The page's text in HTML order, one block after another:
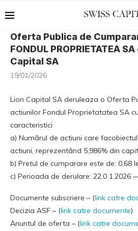
Oferta Publica de
FONDUL PROPRIETATEA
Capital SA
19/01/2026
Lion Capital SA deruleaza o Oferta
actiunilor Fondul Proprietatatea SA
caracteristici
a) Numãrul de actiuni care
actiuni, reprezentând 5,986% din
b) Pretul de cumparare este de: 0,68
c) Perioada de derulare: 22.0 1.2026
Documente subscriere – (link catre
Decizia ASF – (link catre documente)
Anuntul de oferta – (link catre